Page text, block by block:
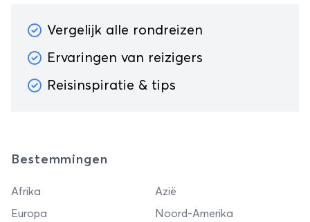
Vergelijk alle rondreizen
Ervaringen van reizigers
Reisinspiratie & tips
Bestemmingen
Afrika
Azië
Europa
Noord-Amerika